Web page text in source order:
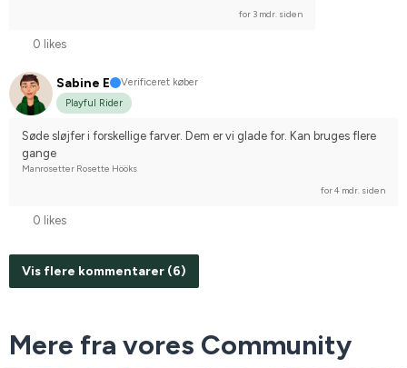
for 3 mdr. siden
0 likes
Sabine E
Verificeret køber
Playful Rider
Søde sløjfer i forskellige farver. Dem er vi glade for. Kan bruges flere
gange
Manrosetter Rosette Hööks
for 4 mdr. siden
0 likes
Vis flere kommentarer (6)
Mere fra vores Community